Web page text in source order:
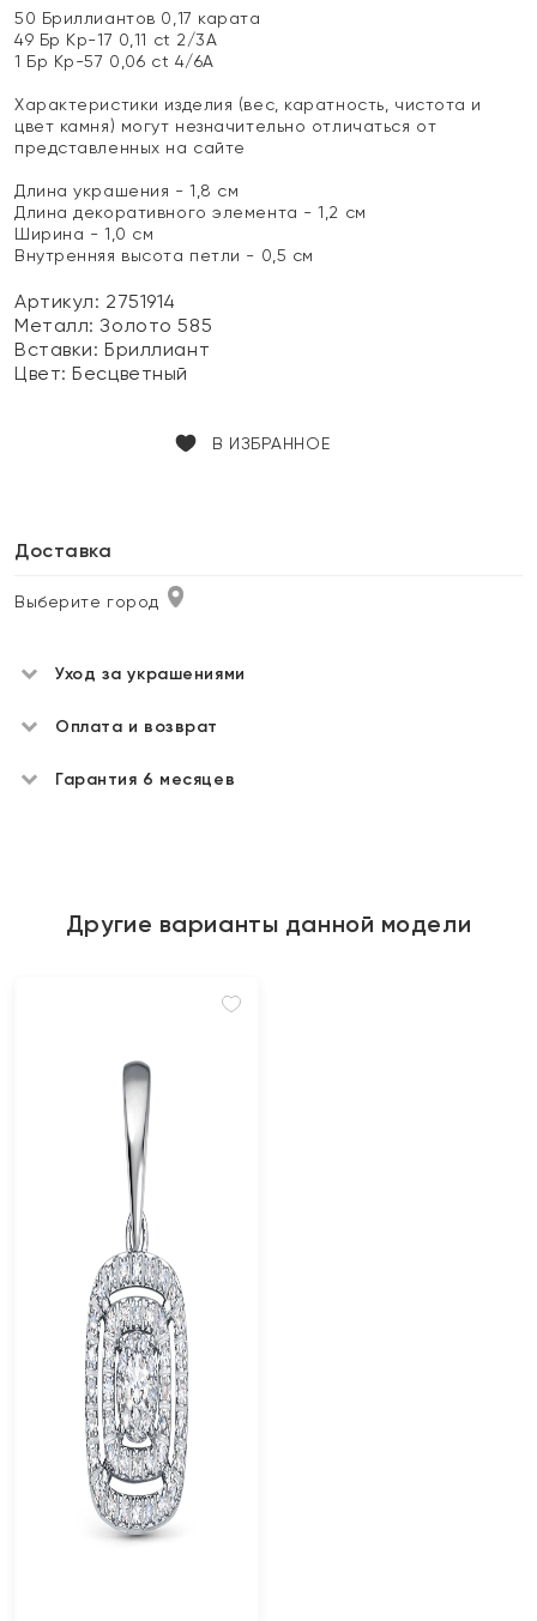
50 Бриллиантов 0,17 карата
49 Бр Кр-17 0,11 ct 2/3А
1 Бр Кр-57 0,06 ct 4/6А
Характеристики изделия (вес, каратность, чистота и
цвет камня) могут незначительно отличаться от
представленных на сайте
Длина украшения - 1,8 см
Длина декоративного элемента - 1,2 см
Ширина - 1,0 см
Внутренняя высота петли - 0,5 см
Артикул: 2751914
Металл:Золото 585
Вставки:Бриллиант
Цвет:Бесцветный
В ИЗБРАННОЕ
Доставка
Выберите город
Уход за украшениями
Оплата и возврат
Гарантия 6 месяцев
Другие варианты данной модели